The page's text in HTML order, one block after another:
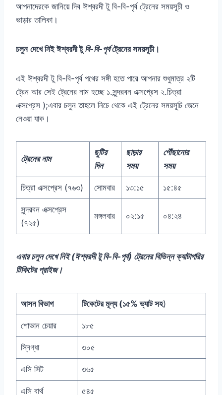
আপনাদেরকে জানিয়ে দিব ঈশ্বরদী টু বি-বি-পৃর্ব ট্রেনের সময়সূচী ও
ভাড়ার তালিকা।
চলুন দেখে নিই ঈশ্বরদী টু বি-বি-পৃর্বট্রেনের সময়সূচী।
এই ঈশ্বরদী টু বি-বি-পৃর্ব পথের সঙ্গী হতে পারে আপনার শুধুমাত্র ২টি
ট্রেন আর সেই ট্রেনের নাম হচ্ছে ১.সুন্দরবন এক্সপ্রেস ২.চিত্রা
এক্সপ্রেস );এবার চলুন তাহলে নিচে থেকে এই ট্রেনের সময়সূচি জেনে
নেওয়া যাক।
ট্রেনের নাম
ছুটির
দিন
ছাড়ার
সময়
পৌঁছানোর
সময়
চিত্রা এক্সপ্রেস (৭৬৩) সোমবার ১৩:১৫ ১৫:৪৫
সুন্দরবন এক্সপ্রেস
(৭২৫)
মঙ্গলবার ০২:১৫ ০৪:২৪
এবার চলুন দেখে নিই (ঈশ্বরদী টু বি-বি-পৃর্ব) ট্রেনের বিভিন্ন ক্যাটাগরির
টিকিটের প্রাইজ।
আসন বিভাগ টিকেটের মূল্য (১৫% ভ্যাট সহ)
শোভান চেয়ার ১৮৫
স্নিগ্ধা ৩০৫
এসি সিট ৩৬৫
এসি বার্থ ৫৪৫